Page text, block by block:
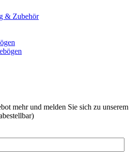
& Zubehör
mehr und melden Sie sich zu unserem